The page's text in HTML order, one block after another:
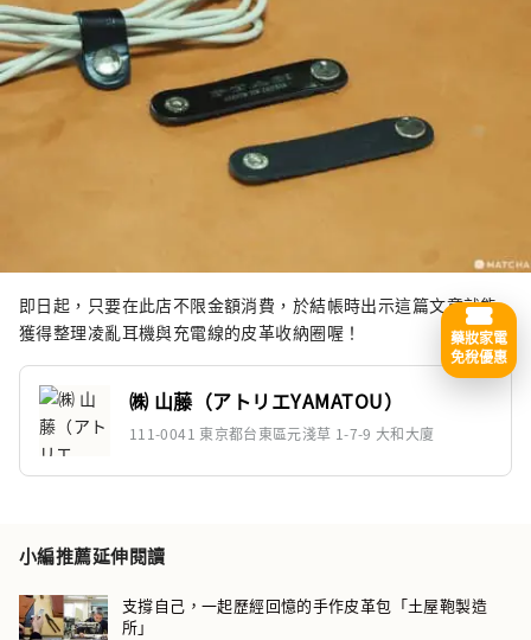
即日起，只要在此店不限金額消費，於結帳時出示這篇文章就能
獲得整理凌亂耳機與充電線的皮革收納圈喔！
㈱ 山藤（アトリエYAMATOU）
111-0041 東京都台東區元淺草 1-7-9 大和大廈
小編推薦延伸閱讀
支撐自己，一起歷經回憶的手作皮革包「土屋鞄製造
所」
藥妝家電
免稅優惠